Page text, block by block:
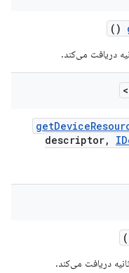
()
دریافت می‌کند.
getDevice
descriptor,
دریافت می‌کند.